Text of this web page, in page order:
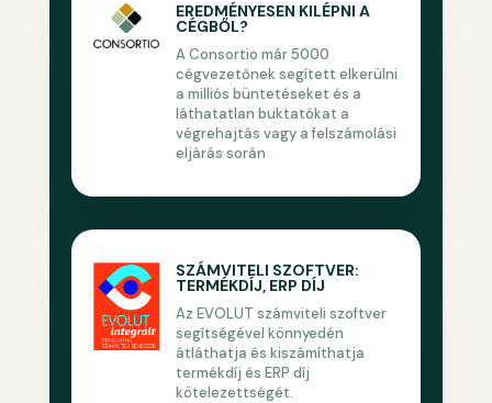
EREDMÉNYESEN KILÉPNI A
CÉGBŐL?
A Consortio már 5000
cégvezetőnek segített elkerülni
a milliós büntetéseket és a
láthatatlan buktatókat a
végrehajtás vagy a felszámolási
eljárás során
SZÁMVITELI SZOFTVER:
TERMÉKDÍJ, ERP DÍJ
Az EVOLUT számviteli szoftver
segítségével könnyedén
átláthatja és kiszámíthatja
termékdíj és ERP díj
kötelezettségét.